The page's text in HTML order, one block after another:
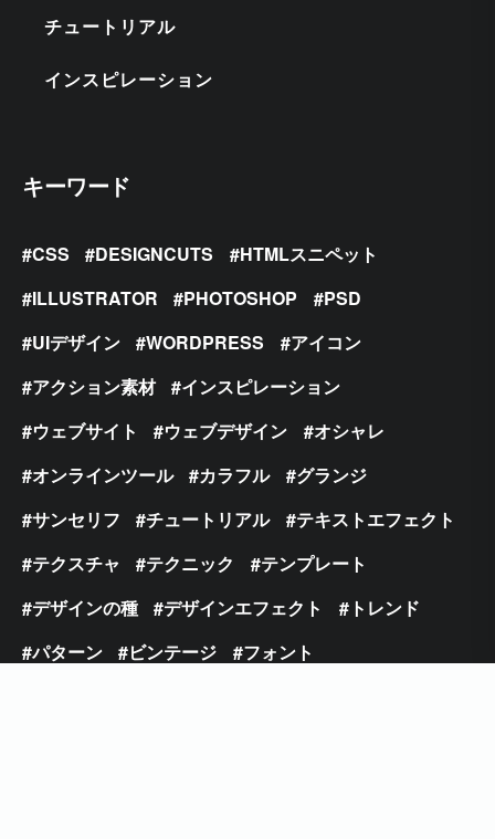
チュートリアル
インスピレーション
キーワード
CSS DESIGNCUTS
HTMLスニペット
ILLUSTRATOR
PHOTOSHOP
PSD
UIデザイン
WORDPRESS
アイコン
アクション素材
インスピレーション
ウェブサイト
ウェブデザイン
オシャレ
オンラインツール
カラフル
グランジ
サンセリフ
チュートリアル
テキストエフェクト
テクスチャ
テクニック
テンプレート
デザインの種
デザインエフェクト
トレンド
パターン
ビンテージ
フォント